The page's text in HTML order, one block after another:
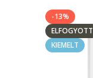
-13%
ELFOGYOTT
KIEMELT